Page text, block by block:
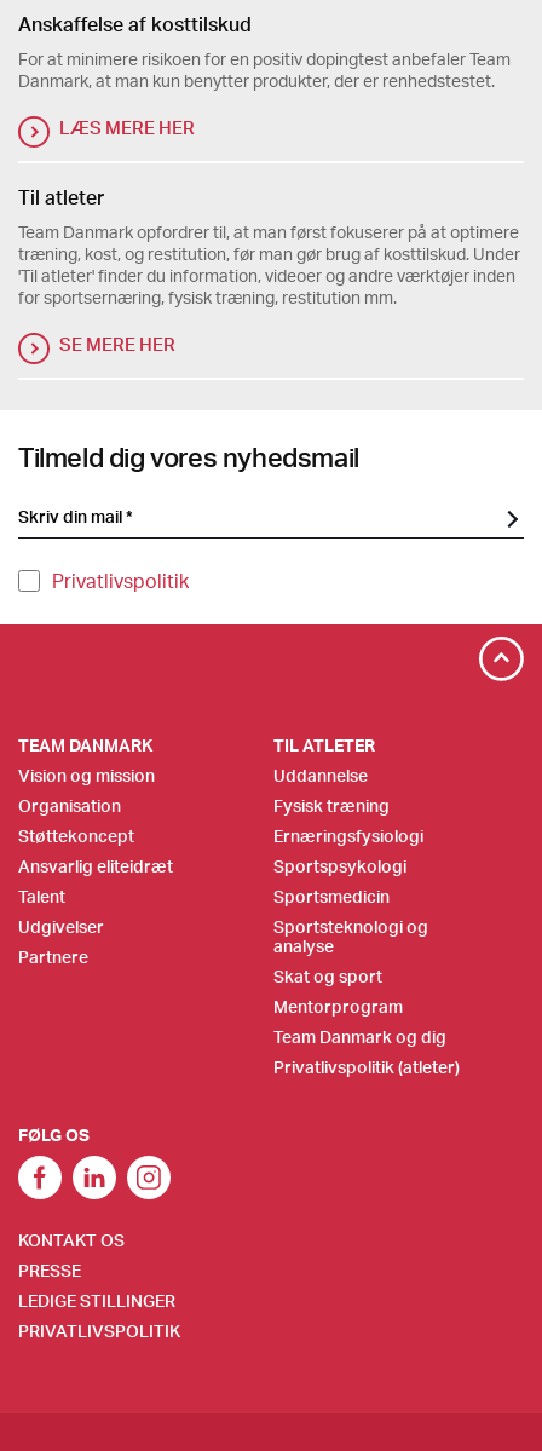
Anskaffelse af kosttilskud
For at minimere risikoen for en positiv dopingtest anbefaler Team
Danmark, at man kun benytter produkter, der er renhedstestet.
LÆS MERE HER
Til atleter
Team Danmark opfordrer til, at man først fokuserer på at optimere
træning, kost, og restitution, før man gør brug af kosttilskud. Under
'Til atleter' finder du information, videoer og andre værktøjer inden
for sportsernæring, fysisk træning, restitution mm.
SE MERE HER
Tilmeld dig vores nyhedsmail
Privatlivspolitik
TEAM DANMARK
Vision og mission
Organisation
Støttekoncept
Ansvarlig eliteidræt
Talent
Udgivelser
Partnere
TIL ATLETER
Uddannelse
Fysisk træning
Ernæringsfysiologi
Sportspsykologi
Sportsmedicin
Sportsteknologi og
analyse
Skat og sport
Mentorprogram
Team Danmark og dig
Privatlivspolitik (atleter)
FØLG OS
KONTAKT OS
PRESSE
LEDIGE STILLINGER
PRIVATLIVSPOLITIK